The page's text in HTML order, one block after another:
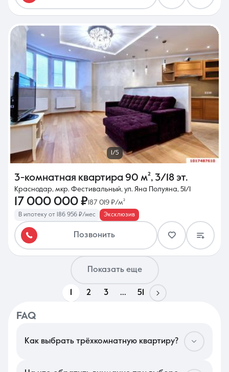
1/5
3-комнатная квартира 90 м², 3/18 эт.
Краснодар, мкр. Фестивальный, ул. Яна Полуяна, 51/1
17 000 000 ₽187 019 ₽/м²
В ипотеку от 186 956 ₽/мес Эксклюзив
Позвонить
Показать еще
2 3 ... 51
FAQ
Как выбрать трёхкомнатную квартиру?